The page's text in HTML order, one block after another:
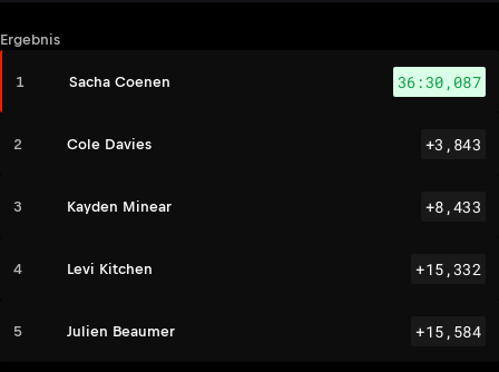
Ergebnis
1 Sacha Coenen 36:30,087
2 Cole Davies +3,843
3 Kayden Minear +8,433
4 Levi Kitchen +15,332
5 Julien Beaumer +15,584